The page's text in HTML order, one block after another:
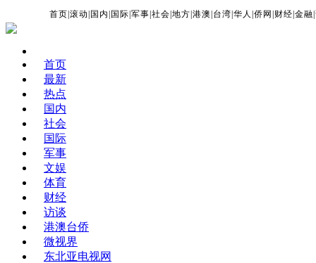
首页 |滚动 国内 国际 |军事 |社会 |地方 |港澳 台湾 |华人 |侨网 财经 |金融 |
首页
最新
热点
国内
社会
国际
军事
文娱
体育
财经
访谈
港澳台侨
微视界
东北亚电视网